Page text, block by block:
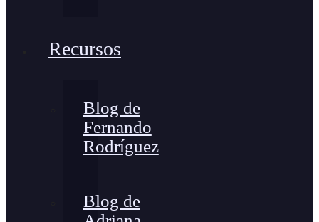
Recursos
Blog de
Fernando
Rodríguez
Blog de